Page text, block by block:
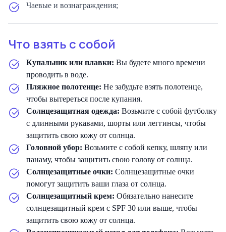
Чаевые и вознаграждения;
Что взять с собой
Купальник или плавки: Вы будете много времени
проводить в воде.
Пляжное полотенце: Не забудьте взять полотенце,
чтобы вытереться после купания.
Солнцезащитная одежда: Возьмите с собой футболку
с длинными рукавами, шорты или леггинсы, чтобы
защитить свою кожу от солнца.
Головной убор: Возьмите с собой кепку, шляпу или
панаму, чтобы защитить свою голову от солнца.
Солнцезащитные очки: Солнцезащитные очки
помогут защитить ваши глаза от солнца.
Солнцезащитный крем: Обязательно нанесите
солнцезащитный крем с SPF 30 или выше, чтобы
защитить свою кожу от солнца.